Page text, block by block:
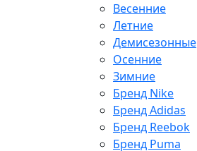
Весенние
Летние
Демисезонные
Осенние
Зимние
Бренд Nike
Бренд Adidas
Бренд Reebok
Бренд Puma